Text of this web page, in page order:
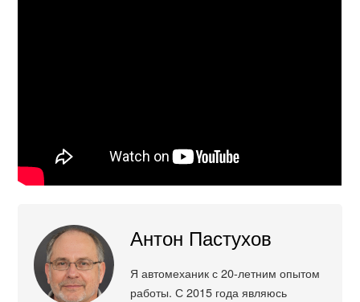
Антон Пастухов
Я автомеханик с 20-летним опытом
работы. С 2015 года являюсь